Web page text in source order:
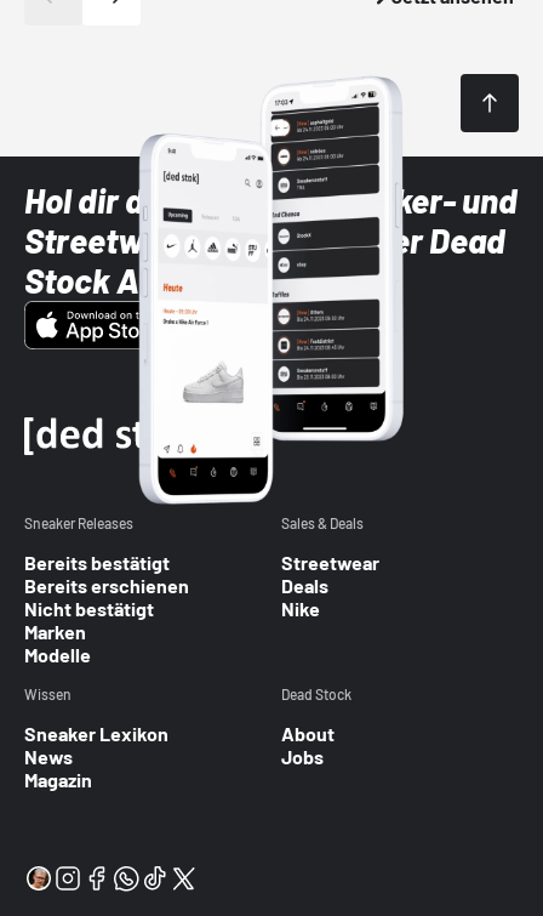
Hol dir die neuesten Sneaker- und
Streetwear-Brands mit der Dead
Stock App
Sneaker Releases
Bereits bestätigt
Bereits erschienen
Nicht bestätigt
Marken
Modelle
Sales & Deals
Streetwear
Deals
Nike
Wissen
Sneaker Lexikon
News
Magazin
Dead Stock
About
Jobs